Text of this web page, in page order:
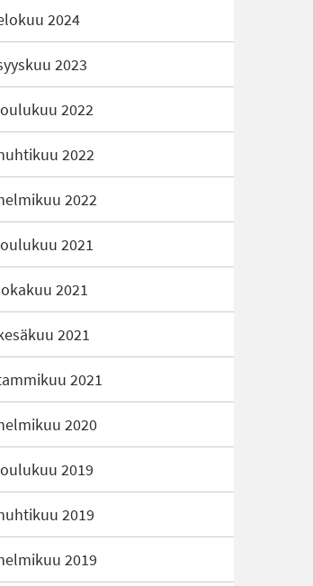
2024
2023
2022
2022
2022
2021
2021
2021
2021
2020
2019
2019
2019